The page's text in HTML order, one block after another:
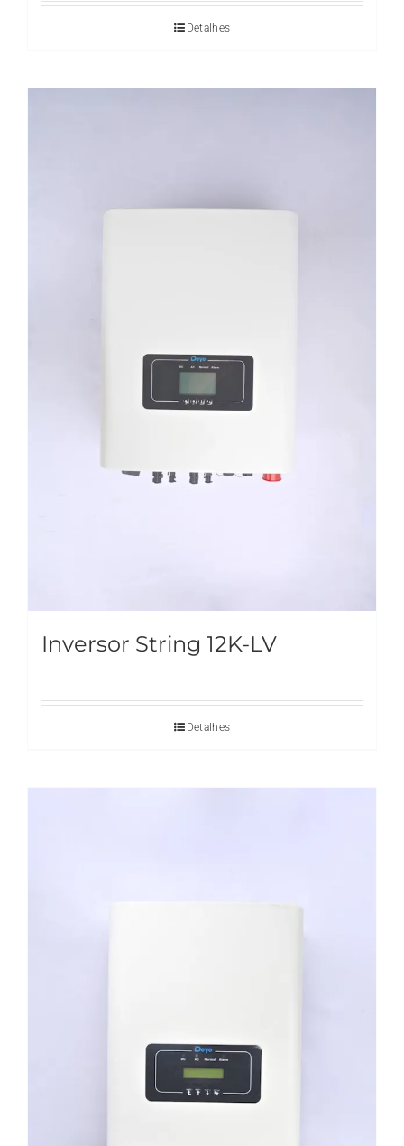
Detalhes
Inversor String 12K-LV
Detalhes